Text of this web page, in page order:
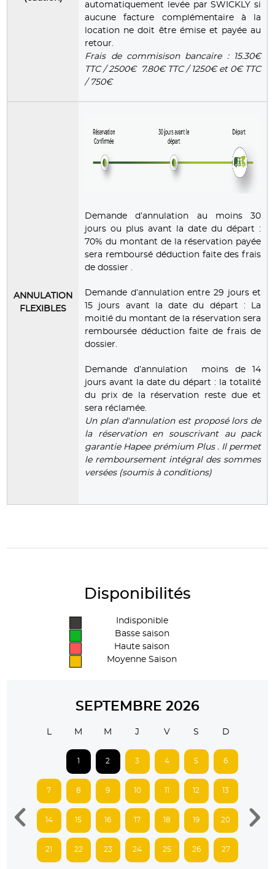
automatiquement levée par SWICKLY si
aucune facture complémentaire à la
location ne doit être émise et payée au
retour.
Frais de commisison bancaire : 15.30€
TTC / 2500€ 7.80€ TTC / 1250€ et 0€ TTC
/ 750€
ANNULATION
FLEXIBLES
Demande d’annulation au moins 30
jours ou plus avant la date du départ :
70% du montant de la réservation payée
sera remboursé déduction faite des frais
de dossier .
Demande d’annulation entre 29 jours et
15 jours avant la date du départ : La
moitié du montant de la réservation sera
remboursée déduction faite de frais de
dossier.
Demande d’annulation moins de 14
jours avant la date du départ : la totalité
du prix de la réservation reste due et
sera réclamée.
Un plan d'annulation est proposé lors de
la réservation en souscrivant au pack
garantie Hapee prémium Plus . Il permet
le remboursement intégral des sommes
versées (soumis à conditions)
Disponibilités
Indisponible
Basse saison
Haute saison
Moyenne Saison
SEPTEMBRE 2026
L M M J V S D
1 2 3 4 5 6
7 8 9 10 11 12 13
14 15 16 17 18 19 20
21 22 23 24 25 26 27